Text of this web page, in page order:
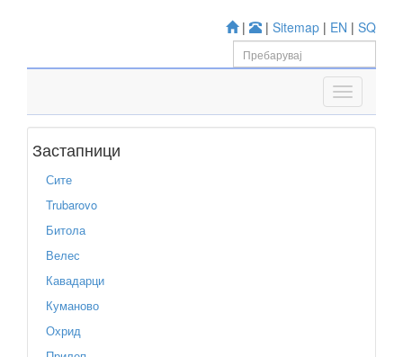
| | Sitemap | EN | SQ
Застапници
Сите
Trubarovo
Битола
Велес
Кавадарци
Куманово
Охрид